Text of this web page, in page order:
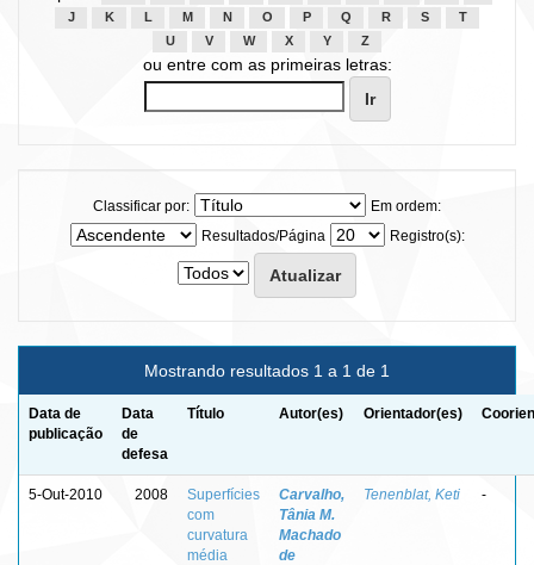
J
K L M N O P Q R S
T
U
V W X Y Z
ou entre com as primeiras letras:
Classificar por:
Em ordem:
Resultados/Página
Registro(s):
Mostrando resultados 1 a 1 de 1
Data de
publicação
Data
de
defesa
Título Autor(es) Orientador(es)
5-Out-2010 2008
Superfícies
com
curvatura
média
Carvalho,
Tânia M.
Machado
de
Tenenblat, Keti -